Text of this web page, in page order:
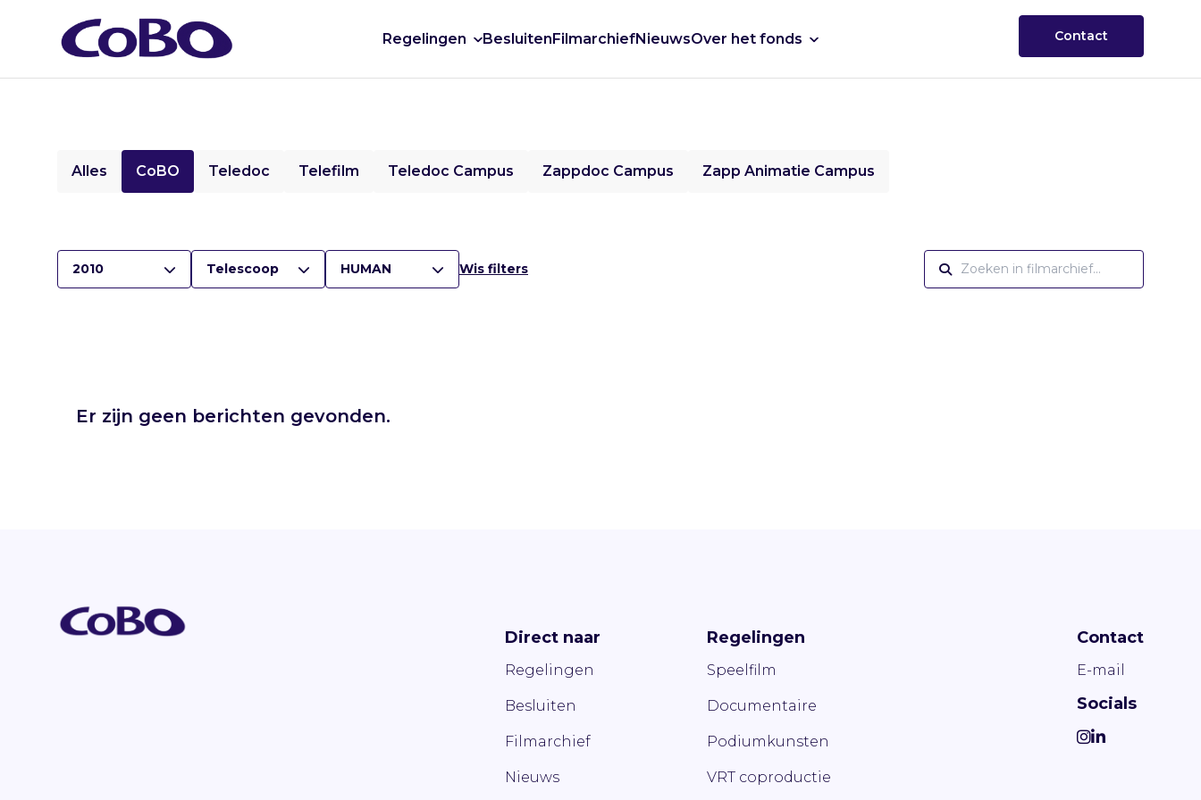
Regelingen BesluitenFilmarchiefNieuwsOver het fonds Contact
Alles CoBO Teledoc Telefilm Teledoc Campus Zappdoc Campus Zapp Animatie Campus
2010 Telescoop HUMAN Wis filters
Er zijn geen berichten gevonden.
Direct naar
Regelingen
Besluiten
Filmarchief
Nieuws
Regelingen
Speelfilm
Documentaire
Podiumkunsten
VRT coproductie
Contact
E-mail
Socials